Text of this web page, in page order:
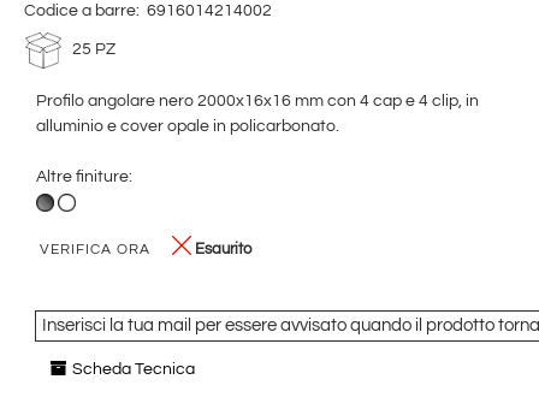
Codice a barre: 6916014214002
25 PZ
Profilo angolare nero 2000x16x16 mm con 4 cap e 4 clip, in
alluminio e cover opale in policarbonato.
Altre finiture:
VERIFICA ORA Esaurito
Inserisci la tua mail per essere avvisato quando il prodotto
Scheda Tecnica